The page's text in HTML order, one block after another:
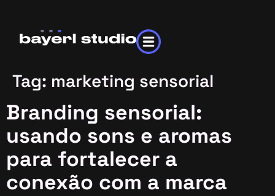
Tag: marketing sensorial
Branding sensorial:
usando sons e aromas
para fortalecer a
conexão com a marca